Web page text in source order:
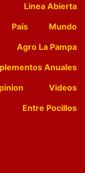
Linea Abierta
País
Mundo
Agro La Pampa
Anuales
Videos
Entre Pocillos